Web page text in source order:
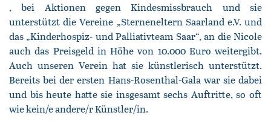
, bei Aktionen gegen Kindesmissbrauch und sie
unterstützt die Vereine „Sterneneltern Saarland e.V. und
das „Kinderhospiz- und Palliativteam Saar“, an die Nicole
auch das Preisgeld in Höhe von 10.000 Euro weitergibt.
Auch unseren Verein hat sie künstlerisch unterstützt.
Bereits bei der ersten Hans-Rosenthal-Gala war sie dabei
und bis heute hatte sie insgesamt sechs Auftritte, so oft
wie kein/e andere/r Künstler/in.